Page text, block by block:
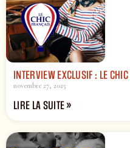
INTERVIEW EXCLUSIF : LE
novembre 27, 2025
LIRE LA SUITE »